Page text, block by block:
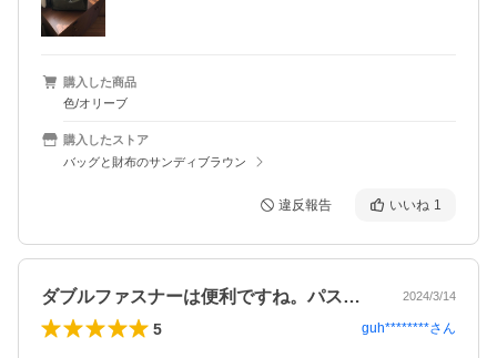
購入した商品
色/オリーブ
購入したストア
バッグと財布のサンディブラウン
違反報告 いいね 1
ダブルファスナーは便利ですね。パスケー… 2024/3/14
5 guh********さん